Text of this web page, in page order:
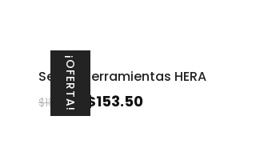
¡OFERTA!
Set de herramientas HERA
$180.00 $153.50